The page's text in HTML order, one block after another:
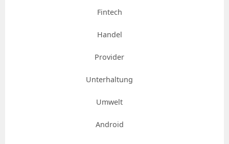
Fintech
Handel
Provider
Unterhaltung
Umwelt
Android